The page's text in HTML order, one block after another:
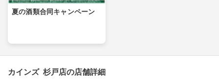
夏の酒類合同キャンペーン
カインズ 杉戸店の店舗詳細